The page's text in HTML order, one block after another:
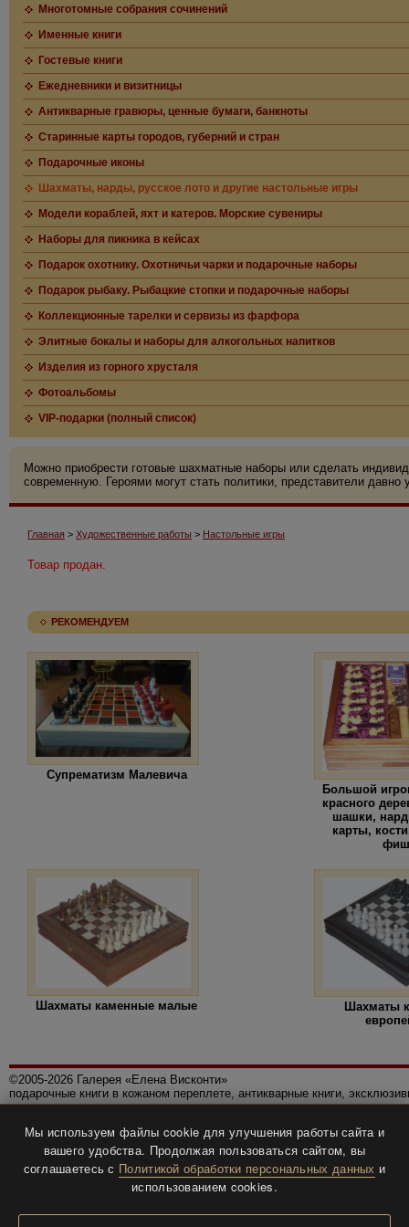
Многотомные собрания сочинений
Именные книги
Гостевые книги
Ежедневники и визитницы
Антикварные гравюры, ценные бумаги, банкноты
Старинные карты городов, губерний и стран
Подарочные иконы
Шахматы, нарды, русское лото и другие настольные игры
Модели кораблей, яхт и катеров. Морские сувениры
Наборы для пикника в кейсах
Подарок охотнику. Охотничьи чарки и подарочные наборы
Подарок рыбаку. Рыбацкие стопки и подарочные наборы
Коллекционные тарелки и сервизы из фарфора
Элитные бокалы и наборы для алкогольных напитков
Изделия из горного хрусталя
Фотоальбомы
VIP-подарки (полный список)
Можно приобрести готовые шахматные наборы или сделать
современную. Героями могут стать политики, представители
Главная > Художественные работы > Настольные игры
Товар продан.
РЕКОМЕНДУЕМ
Супрематизм Малевича
Большой
красного
шашки,
карты,
Шахматы каменные малые
Шахматы
©2005-2026 Галерея «Елена Висконти»
подарочные книги в кожаном переплете, антикварные книги,
Политика конфиденциальности
Все права защищены.
Разработка и дизайнBTV-info.
Мы используем файлы cookie для улучшения работы сайта и
вашего удобства. Продолжая пользоваться сайтом, вы
соглашаетесь с Политикой обработки персональных данных и
использованием cookies.